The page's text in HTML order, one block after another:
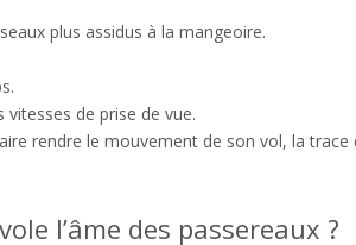
plus assidus à la mangeoire.
vitesses de prise de vue.
rendre le mouvement de son vol, la trace
l’âme des passereaux ?